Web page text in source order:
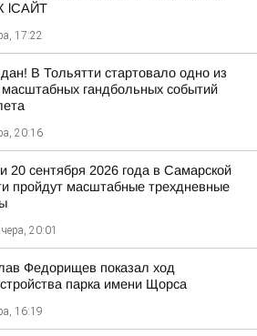
lСАЙТ
17:22
В Тольятти стартовало одно из
гандбольных событий
20:16
20 сентября 2026 года в Самарской
пройдут масштабные трехдневные
20:01
Федорищев показал ход
парка имени Щорса
16:19